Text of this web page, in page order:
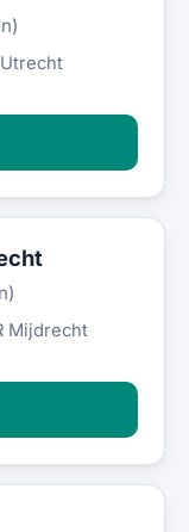
Mijdrecht